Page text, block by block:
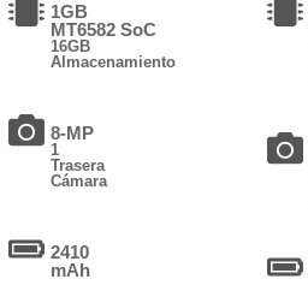
1GB
MT6582 SoC
16GB
Almacenamiento
8-MP
1
Trasera
Cámara
2410
mAh